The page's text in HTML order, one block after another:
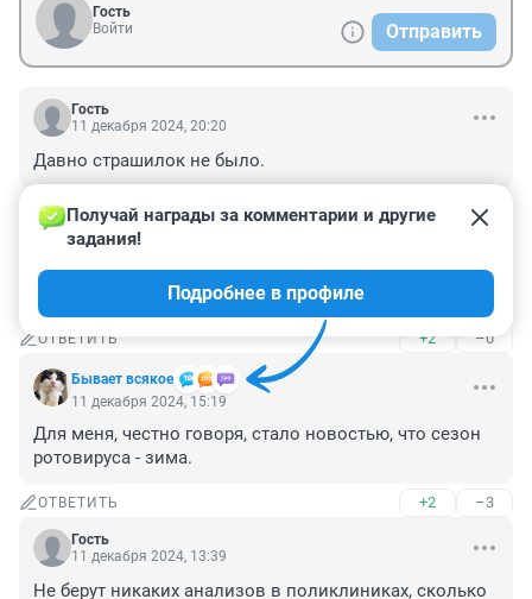
Гость
Войти
Отправить
Гость
11 декабря 2024, 20:20
Давно страшилок не было.
ОТВЕТИТЬ –0
Гость
Хватит писать ерунду !
ОТВЕТИТЬ +2 –0
Бывает всякое
Получай награды за комментарии и другие
задания!
Подробнее в профиле
11 декабря 2024, 15:19
Для меня, честно говоря, стало новостью, что сезон
ротовируса - зима.
ОТВЕТИТЬ +2 –3
Гость
11 декабря 2024, 13:39
Не берут никаких анализов в поликлиниках, сколько